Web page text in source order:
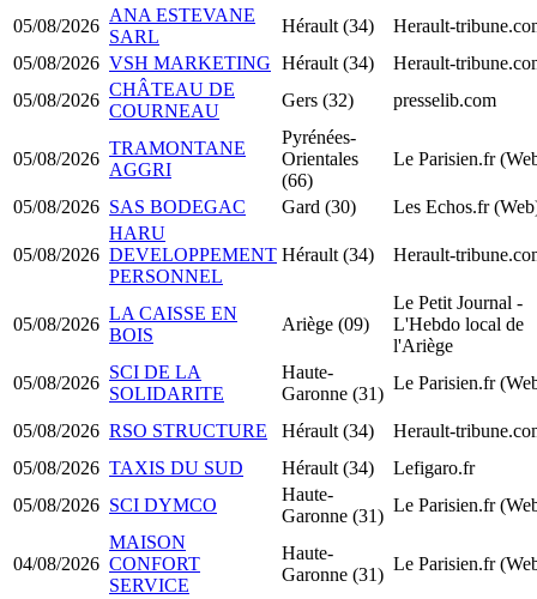
05/08/2026
ANA ESTEVANE
SARL
Hérault (34)
Herault-
05/08/2026 VSH MARKETING Hérault (34)
Herault-
05/08/2026
CHÂTEAU DE
COURNEAU
Gers (32) presselib.com
05/08/2026
TRAMONTANE
AGGRI
Pyrénées-
Orientales
(66)
Le Parisien.fr
05/08/2026 SAS BODEGAC Gard (30) Les Echos.fr
05/08/2026
HARU
DEVELOPPEMENT
PERSONNEL
Hérault (34) Herault-
05/08/2026
LA CAISSE EN
BOIS
Ariège (09)
Le Petit Journal -
L'Hebdo local de
l'Ariège
05/08/2026
SCI DE LA
SOLIDARITE
Haute-
Garonne (31)
Le Parisien.fr
05/08/2026 RSO STRUCTURE Hérault (34)
Herault-
05/08/2026 TAXIS DU SUD Hérault (34)
Lefigaro.fr
05/08/2026 SCI DYMCO
Haute-
Garonne (31)
Le Parisien.fr
04/08/2026
MAISON
CONFORT
SERVICE
Haute-
Garonne (31)
Le Parisien.fr